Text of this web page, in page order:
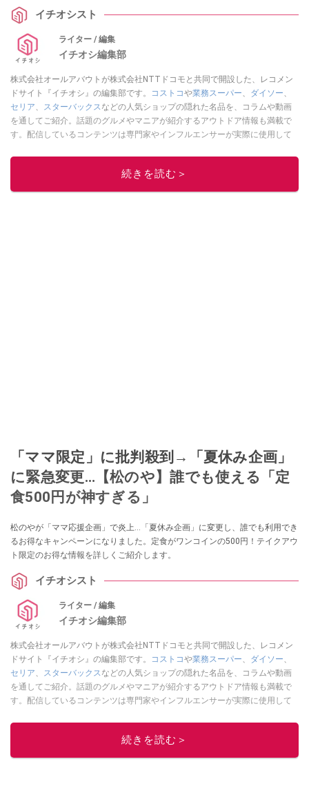
イチオシスト
ライター / 編集
イチオシ編集部
株式会社オールアバウトが株式会社NTTドコモと共同で開設した、レコメン
ドサイト『イチオシ』の編集部です。
コストコや業務スーパー ダイソー
セリア
スターバックス などの人気ショップの隠れた名品を、コラムや動画
を通してご紹介。話題のグルメやマニアが紹介するアウトドア情報も満載で
す。配信しているコンテンツは専門家やインフルエンサーが実際に使用して
ニュースでフォロー
続きを読む＞
「ママ限定」に批判殺到→「夏休み企画」
に緊急変更…【松のや】誰でも使える「定
食500円が神すぎる」
松のやが「ママ応援企画」で炎上…「夏休み企画」に変更し、誰でも利用でき
るお得なキャンペーンになりました。定食がワンコインの500円！テイクアウ
ト限定のお得な情報を詳しくご紹介します。
イチオシスト
ライター / 編集
イチオシ編集部
株式会社オールアバウトが株式会社NTTドコモと共同で開設した、レコメン
ドサイト『イチオシ』の編集部です。
コストコや業務スーパー ダイソー
セリア
スターバックス などの人気ショップの隠れた名品を、コラムや動画
を通してご紹介。話題のグルメやマニアが紹介するアウトドア情報も満載で
す。配信しているコンテンツは専門家やインフルエンサーが実際に使用して
ニュースでフォロー
続きを読む＞